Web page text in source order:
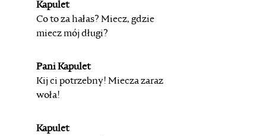
Kapulet
Co to za hałas? Miecz, gdzie
miecz mój długi?
Pani Kapulet
Kij ci potrzebny! Miecza zaraz
woła!
Kapulet